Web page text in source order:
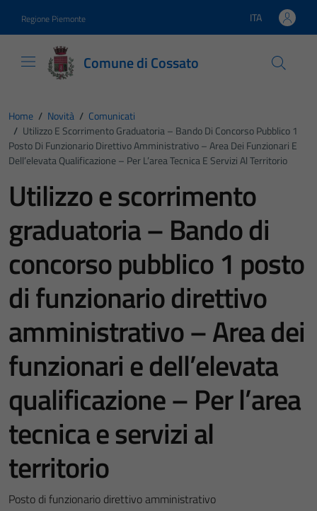
Regione Piemonte Lingua attiva:
ITA
Comune di Cossato
Home / Novità / Comunicati
/ Utilizzo E Scorrimento Graduatoria – Bando Di Concorso Pubblico 1
Posto Di Funzionario Direttivo Amministrativo – Area Dei Funzionari E
Dell’elevata Qualificazione – Per L’area Tecnica E Servizi Al Territorio
Utilizzo e scorrimento
graduatoria – Bando di
concorso pubblico 1 posto
di funzionario direttivo
amministrativo – Area dei
funzionari e dell’elevata
qualificazione – Per l’area
tecnica e servizi al
territorio
Posto di funzionario direttivo amministrativo